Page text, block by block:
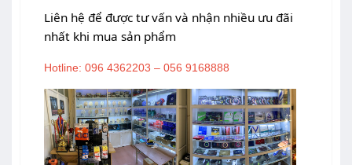
Liên hệ để được tư vấn và nhận nhiều ưu đãi
nhất khi mua sản phẩm
Hotline: 096 4362203 – 056 9168888